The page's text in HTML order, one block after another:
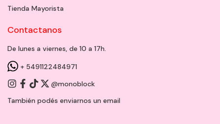
Tienda Mayorista
Contactanos
De lunes a viernes, de 10 a 17h.
+ 5491122484971
@monoblock
También podés enviarnos un email